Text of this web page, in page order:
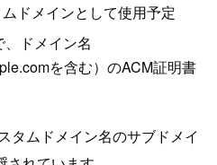
ドメインとして使用予定
ドメイン名
を含む）のACM証明書
タムドメイン名のサブドメイ